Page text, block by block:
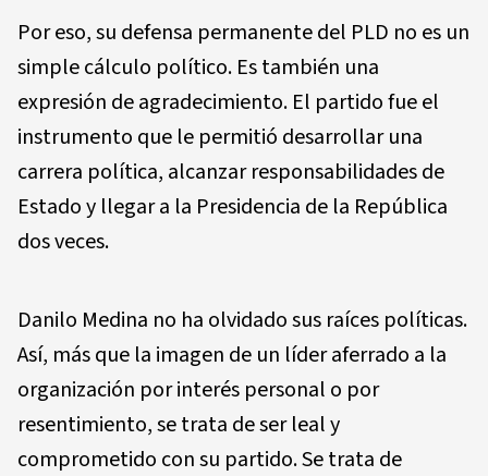
Por eso, su defensa permanente del PLD no es un
simple cálculo político. Es también una
expresión de agradecimiento. El partido fue el
instrumento que le permitió desarrollar una
carrera política, alcanzar responsabilidades de
Estado y llegar a la Presidencia de la República
dos veces.
Danilo Medina no ha olvidado sus raíces políticas.
Así, más que la imagen de un líder aferrado a la
organización por interés personal o por
resentimiento, se trata de ser leal y
comprometido con su partido. Se trata de